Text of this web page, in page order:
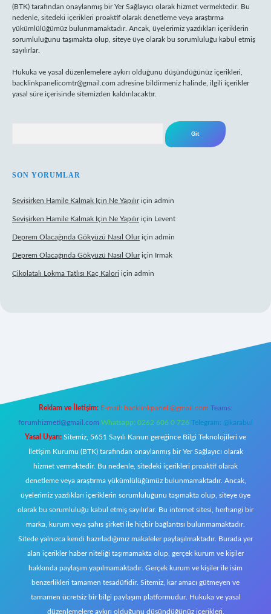
(BTK) tarafından onaylanmış bir Yer Sağlayıcı olarak hizmet vermektedir. Bu
nedenle, sitedeki içerikleri proaktif olarak denetleme veya araştırma
yükümlülüğümüz bulunmamaktadır. Ancak, üyelerimiz yazdıkları içeriklerin
sorumluluğunu taşımakta olup, siteye üye olarak bu sorumluluğu kabul etmiş
sayılırlar.
Hukuka ve yasal düzenlemelere aykırı olduğunu düşündüğünüz içerikleri,
backlinkpanelicomtr@gmail.com adresine bildirmeniz halinde, ilgili içerikler
yasal süre içerisinde sitemizden kaldırılacaktır.
SON YORUMLAR
Sevişirken Hamile Kalmak Için Ne Yapılıriçin admin
Sevişirken Hamile Kalmak Için Ne Yapılıriçin Levent
Deprem Olacağında Gökyüzü Nasıl Oluriçin admin
Deprem Olacağında Gökyüzü Nasıl Oluriçin Irmak
Çikolatalı Lokma Tatlısı Kaç Kalori için admin
Reklam ve İletişim: E-mail: backlinkpaneli@gmail.com Teams:
forumhizmeti@gmail.com Whatsapp: 0262 606 0 726 Telegram: @karabul
Yasal Uyarı: Sitemiz, 5651 Sayılı Kanun gereğince Bilgi Teknolojileri ve
İletişim Kurumu (BTK) tarafından onaylanmış bir Yer Sağlayıcı olarak
hizmet vermektedir. Bu nedenle, sitedeki içerikleri proaktif olarak
denetleme veya araştırma yükümlülüğümüz bulunmamaktadır. Ancak,
üyelerimiz yazdıkları içeriklerin sorumluluğunu taşımakta olup, siteye üye
olarak bu sorumluluğu kabul etmiş sayılırlar. Bu internet sitesi, herhangi bir
marka, kurum veya şahıs şirketi ile hiçbir bağlantısı bulunmamaktadır.
Sitede yalnızca kendi hazırladığımız makaleler paylaşılmaktadır. Burada yer
alan içerikler haber niteliği taşımamakta olup, gerçek kurum ve kişiler
hakkında paylaşım yapılmamaktadır. Gerçek kurum ve kişiler ile isim
benzerlikleri tamamen tesadüfidir. Sitemiz, kar amacı gütmeyen ve
tamamen ücretsiz bir bilgi paylaşım platformudur. Hukuka ve yasal
düzenlemelere aykırı olduğunu düşündüğünüz içerikleri,